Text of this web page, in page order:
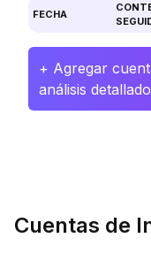
FECHA
+ Agregar
análisis
Cuentas de